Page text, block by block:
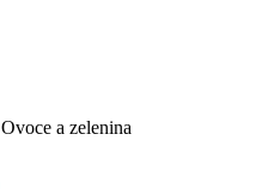
Ovoce a zelenina